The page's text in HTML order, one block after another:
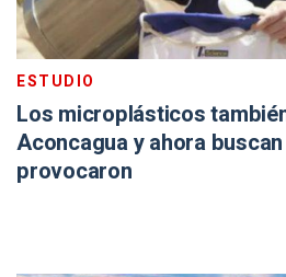
ESTUDIO
Los microplásticos
Aconcagua y ahora
provocaron